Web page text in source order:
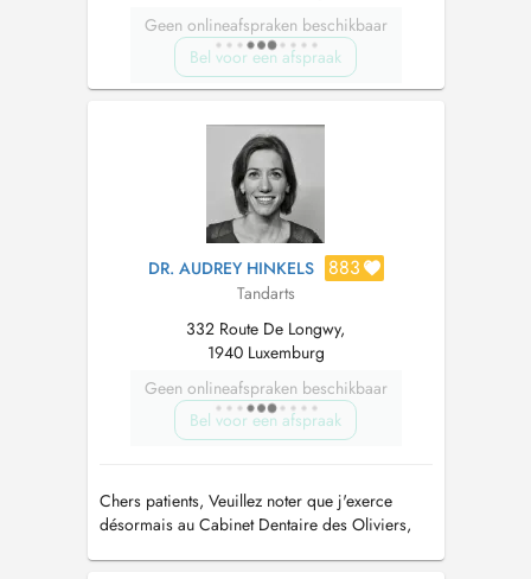
Geen onlineafspraken beschikbaar
Bel voor een afspraak
DR. AUDREY HINKELS 883
Tandarts
332 Route De Longwy,
1940 Luxemburg
Geen onlineafspraken beschikbaar
Bel voor een afspraak
Chers patients, Veuillez noter que j'exerce
désormais au Cabinet Dentaire des Oliviers,